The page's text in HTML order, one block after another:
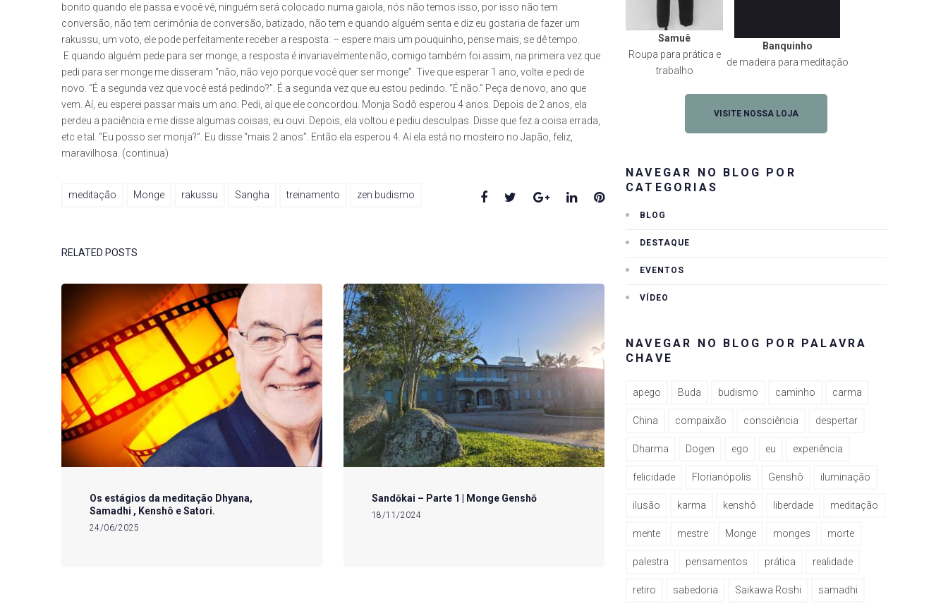
bonito quando ele passa e você vê, ninguém será colocado numa gaiola, nós não temos isso, por isso não tem
conversão, não tem cerimônia de conversão, batizado, não tem e quando alguém senta e diz eu gostaria de fazer um
rakussu, um voto, ele pode perfeitamente receber a resposta: – espere mais um pouquinho, pense mais, se dê tempo.
E quando alguém pede para ser monge, a resposta é invariavelmente não, comigo também foi assim, na primeira vez que
pedi para ser monge me disseram “não, não vejo porque você quer ser monge”. Tive que esperar 1 ano, voltei e pedi de
novo. “É a segunda vez que você está pedindo?”. É a segunda vez que eu estou pedindo. “É não.” Peça de novo, ano que
vem. Aí, eu esperei passar mais um ano. Pedi, aí que ele concordou. Monja Sodô esperou 4 anos. Depois de 2 anos, ela
perdeu a paciência e me disse algumas coisas, eu ouvi. Depois, ela voltou e pediu desculpas. Disse que fez a coisa errada,
etc e tal. “Eu posso ser monja?”. Eu disse “mais 2 anos”. Então ela esperou 4. Aí ela está no mosteiro no Japão, feliz,
maravilhosa. (continua)
meditação Monge rakussu Sangha treinamento zen budismo Facebook
TwitterGoogle+LinkedInPinterest
RELATED POSTS
Os estágios da meditação Dhyana,
Samadhi , Kenshô e Satori.
24/06/2025
Sandōkai – Parte 1 | Monge Genshō
18/11/2024
Samuê
Roupa para prática e
trabalho
Banquinho
de madeira para meditação
VISITE NOSSA LOJA
NAVEGAR NO BLOG POR
CATEGORIAS
BLOG
DESTAQUE
EVENTOS
VÍDEO
NAVEGAR NO BLOG POR PALAVRA
CHAVE
apego Buda budismo caminho carma
China compaixão consciência despertar
Dharma Dogen ego eu experiência
felicidade Florianópolis Genshô iluminação
ilusão karma kenshô liberdade meditação
mente mestre Monge monges morte
palestra pensamentos prática realidade
retiro sabedoria Saikawa Roshi samadhi